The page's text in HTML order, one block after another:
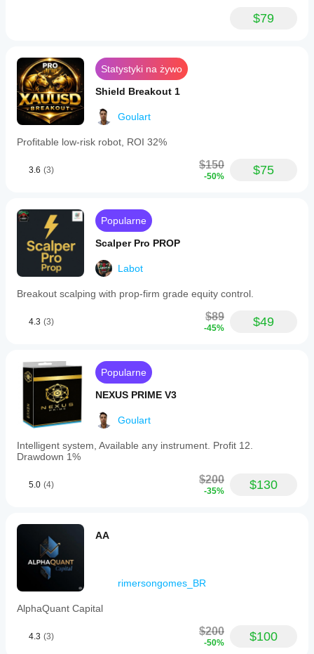
trade
management
and
adaptable
parameters
for
different
market
Profil handlowy
$79
Statystyki na żywo
Shield Breakout 1
Goulart
Profitable low-risk robot, ROI 32%
3.6 (3) $150
-50% $75
Popularne
Scalper Pro PROP
Labot
Breakout scalping with prop-firm grade equity control.
4.3 (3) $89
-45% $49
Popularne
NEXUS PRIME V3
Goulart
Intelligent system, Available any instrument. Profit 12.
Drawdown 1%
5.0 (4) $200
-35% $130
AA
rimersongomes_BR
AlphaQuant Capital
4.3 (3) $200
-50% $100